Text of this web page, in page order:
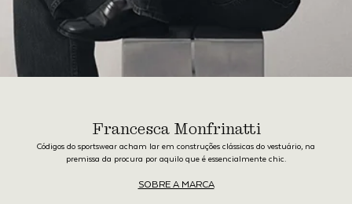
Francesca Monfrinatti
Códigos do sportswear acham lar em construções clássicas do vestuário, na
premissa da procura por aquilo que é essencialmente chic.
SOBRE A MARCA